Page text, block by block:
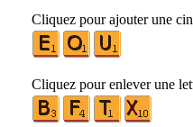
Cliquez pour ajouter une
Cliquez pour enlever une